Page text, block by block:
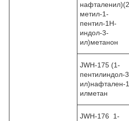
метил-1-
пентил-1H-
индол-3-
ил)метанон
JWH-175 (1-
пентилиндол-
ил)нафтален-
илметан
JWH-176 1-